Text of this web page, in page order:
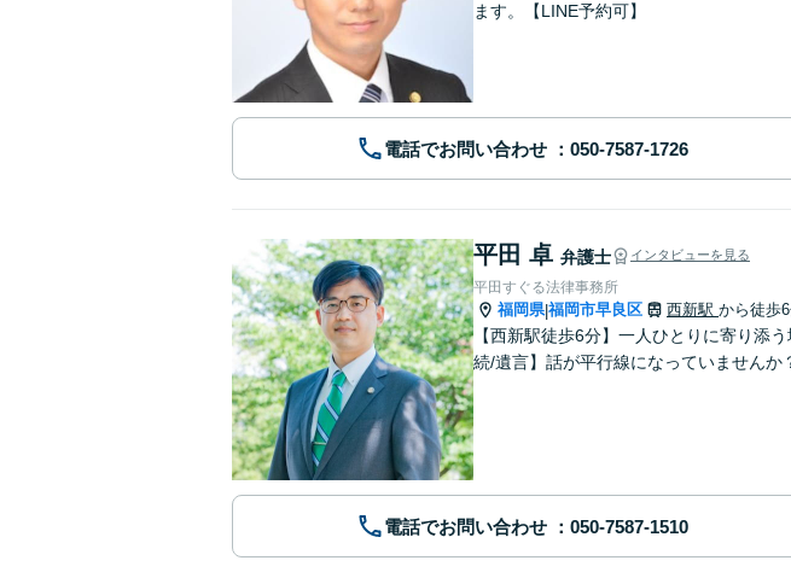
ます。【LINE予約可】
電話でお問い合わせ
平田 卓 弁護士 インタビューを見る
平田すぐる法律事務所
福岡県|福岡市早良区 西新駅 から徒歩
【西新駅徒歩6分】一人ひとりに寄り添
続/遺言】話が平行線になっていません
電話でお問い合わせ